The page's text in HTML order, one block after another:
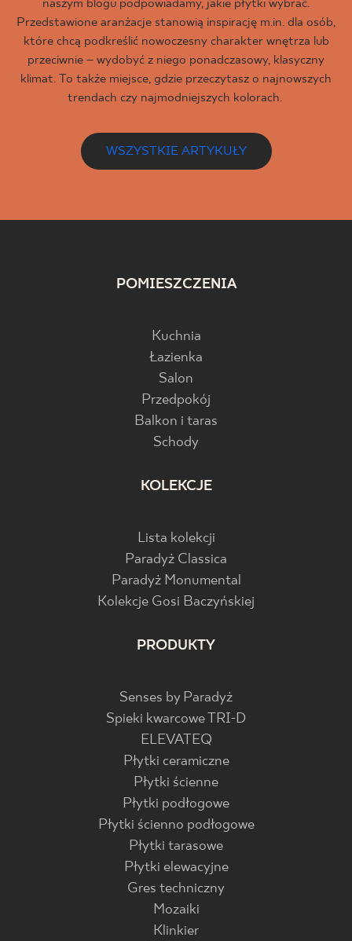
naszym blogu podpowiadamy, jakie płytki wybrać.
Przedstawione aranżacje stanowią inspirację m.in. dla osób,
które chcą podkreślić nowoczesny charakter wnętrza lub
przeciwnie – wydobyć z niego ponadczasowy, klasyczny
klimat. To także miejsce, gdzie przeczytasz o najnowszych
trendach czy najmodniejszych kolorach.
WSZYSTKIE ARTYKUŁY
POMIESZCZENIA
Kuchnia
Łazienka
Salon
Przedpokój
Balkon i taras
Schody
KOLEKCJE
Lista kolekcji
Paradyż Classica
Paradyż Monumental
Kolekcje Gosi Baczyńskiej
PRODUKTY
Senses by Paradyż
Spieki kwarcowe TRI-D
ELEVATEQ
Płytki ceramiczne
Płytki ścienne
Płytki podłogowe
Płytki ścienno podłogowe
Płytki tarasowe
Płytki elewacyjne
Gres techniczny
Mozaiki
Klinkier